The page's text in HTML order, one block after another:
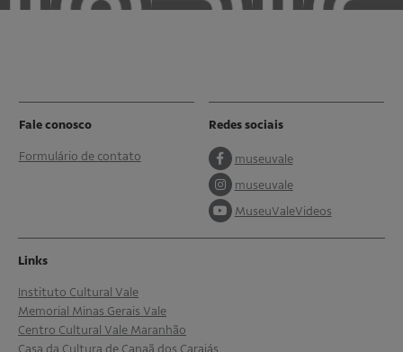
Fale conosco
Formulário de contato
Redes sociais
museuvale
museuvale
MuseuValeVideos
Links
Instituto Cultural Vale
Memorial Minas Gerais Vale
Centro Cultural Vale Maranhão
Casa da Cultura de Canaã dos Carajás